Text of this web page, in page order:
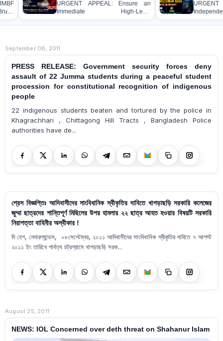
URGENT APPEAL: Ensure an
Immediate High-Level
Independent Investigation and
Appropriate Legal Action
Caused by a Judicial Magistrate in
URGENT
Independent
Accountability
Asaduzzaman
September 08, 2011
PRESS RELEASE: Government security forces deny
assault of 22 Jumma students during a peaceful student
procession for constitutional recognition of indigenous
people
22 indigenous students beaten and tortured by the police in
Khagrachhari , Chittagong Hill Tracts , Bangladesh Police
authorities have de...
প্রেস বিজ্ঞপ্তিঃ আদিবাসীদের সাংবিধানিক স্বীকৃতির দাবিতে খাগড়াছড়ি সরকারি কলেজের
জুম্মা ছাত্রদের শান্তিপূর্ণ মিছিলের উপর হামলায় ২২ ছাত্র আহত হওয়ার বিষয়টি সরকারি
নিরাপত্তা বাহিনীর অস্বীকার !
দি হেগ, নেদারল্যান্ডস, ০৮সেপ্টেম্বর, ২০১১ আদিবাসীদের সাংবিধানিক স্বীকৃতির দাবিতে ৭ আগস্ট
২০১১ ইং তারিখে পার্বত্য চট্রগ্রামে খাগড়াছড়ি সরক...
August 25, 2011
NEWS: IOL Concerned over deth threat on Shahanur Islam